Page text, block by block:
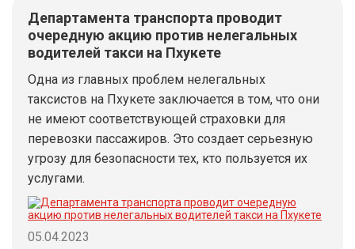
Департамента транспорта проводит
очередную акцию против нелегальных
водителей такси на Пхукете
Одна из главных проблем нелегальных
таксистов на Пхукете заключается в том, что они
не имеют соответствующей страховки для
перевозки пассажиров. Это создает серьезную
угрозу для безопасности тех, кто пользуется их
услугами.
05.04.2023